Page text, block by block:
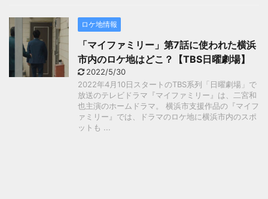
ロケ地情報
「マイファミリー」第7話に使われた横浜
市内のロケ地はどこ？【TBS日曜劇場】
2022/5/30
2022年4月10日スタートのTBS系列「日曜劇場」で
放送のテレビドラマ『マイファミリー』は、二宮和
也主演のホームドラマ。 横浜市支援作品の『マイフ
ァミリー』では、ドラマのロケ地に横浜市内のスポ
ットも ...